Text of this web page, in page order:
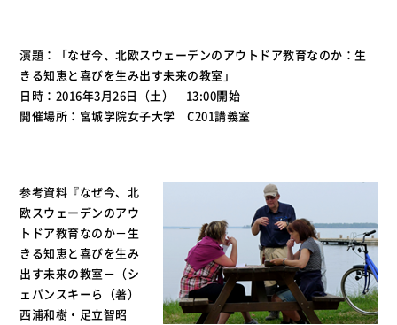
演題：「なぜ今、北欧スウェーデンのアウトドア教育なのか：生
きる知恵と喜びを生み出す未来の教室」
日時：2016年3月26日（土） 13:00開始
開催場所：宮城学院女子大学 C201講義室
参考資料『なぜ今、北
欧スウェーデンのアウ
トドア教育なのか－生
きる知恵と喜びを生み
出す未来の教室－（シ
ェパンスキーら（著）
西浦和樹・足立智昭